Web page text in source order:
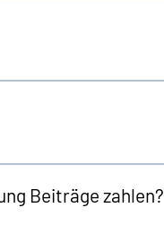
Beiträge zahlen?